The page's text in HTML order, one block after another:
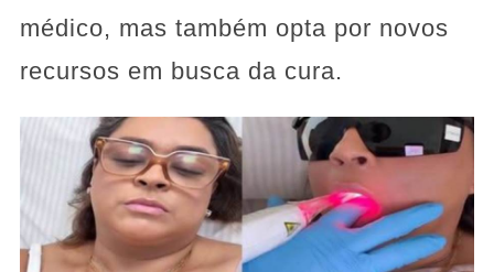
médico, mas também opta por novos
recursos em busca da cura.